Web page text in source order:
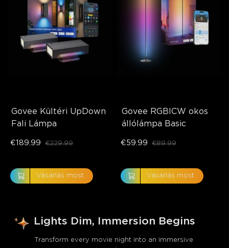
Govee Kültéri UpDown
Fali Lámpa
€189.99 €229.99
Vásárlás most
Govee RGBICW okos
állólámpa Basic
€59.99 €89.99
Vásárlás most
Lights Dim, Immersion Begins
Transform every movie night into an immersive